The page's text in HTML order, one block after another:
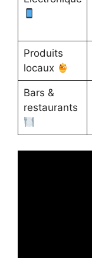
Produits
locaux
Bars &
restaurants